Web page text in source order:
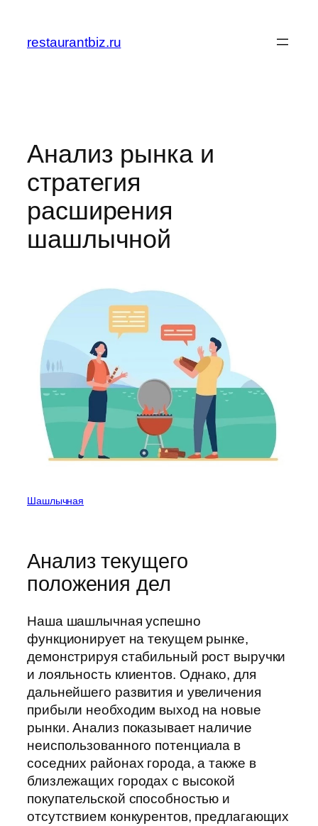
содержимому
restaurantbiz.ru
Анализ рынка и
стратегия
расширения
шашлычной
Шашлычная
Анализ текущего
положения дел
Наша шашлычная успешно
функционирует на текущем рынке,
демонстрируя стабильный рост выручки
и лояльность клиентов. Однако, для
дальнейшего развития и увеличения
прибыли необходим выход на новые
рынки. Анализ показывает наличие
неиспользованного потенциала в
соседних районах города, а также в
близлежащих городах с высокой
покупательской способностью и
отсутствием конкурентов, предлагающих